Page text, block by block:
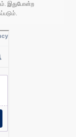
இதுபோன்ற